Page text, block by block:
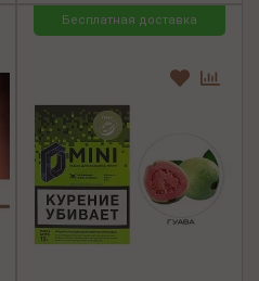
Бесплатная доставка